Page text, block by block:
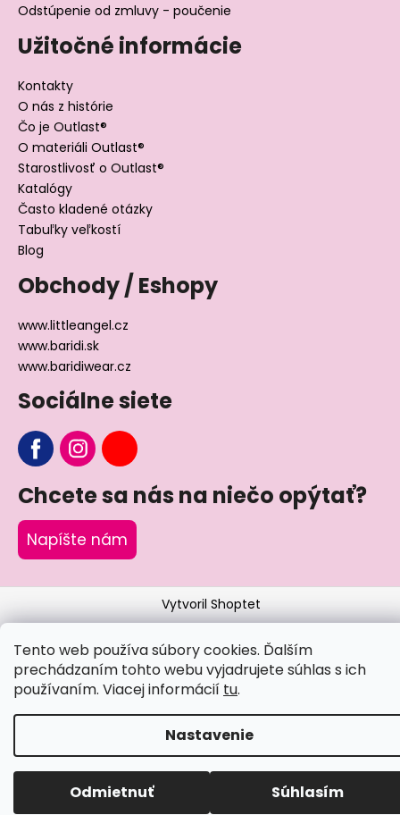
Tento web používa súbory cookies. Ďalším
prechádzaním tohto webu vyjadrujete súhlas s ich
používaním. Viacej informácií tu.
Nastavenie
Odmietnuť Súhlasím
Odstúpenie od zmluvy - poučenie
Užitočné informácie
Kontakty
O nás z histórie
Čo je Outlast®
O materiáli Outlast®
Starostlivosť o Outlast®
Katalógy
Často kladené otázky
Tabuľky veľkostí
Blog
Obchody / Eshopy
www.littleangel.cz
www.baridi.sk
www.baridiwear.cz
Sociálne siete
Chcete sa nás na niečo opýtať?
Napíšte nám
Vytvoril Shoptet